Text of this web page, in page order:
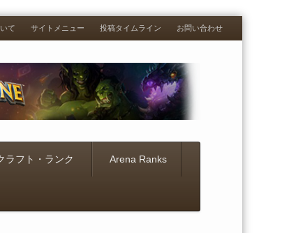
て サイトメニュー 投稿タイムライン お問い合わせ
ラフト・ランク Arena Ranks